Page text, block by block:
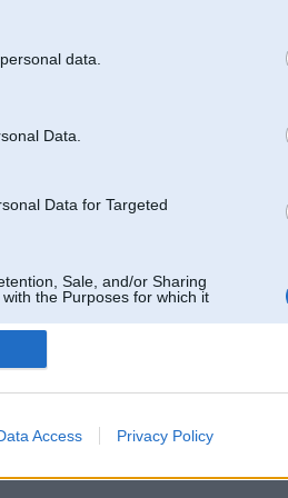
data.
Data.
Data for Targeted
Sale, and/or Sharing
the Purposes for which it
Access Privacy Policy